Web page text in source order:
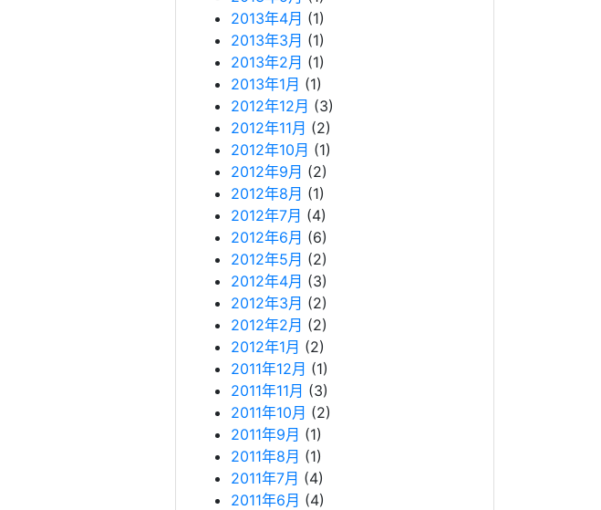
2013年4月 (1)
2013年3月 (1)
2013年2月 (1)
2013年1月 (1)
2012年12月 (3)
2012年11月 (2)
2012年10月 (1)
2012年9月 (2)
2012年8月 (1)
2012年7月 (4)
2012年6月 (6)
2012年5月 (2)
2012年4月 (3)
2012年3月 (2)
2012年2月 (2)
2012年1月 (2)
2011年12月 (1)
2011年11月 (3)
2011年10月 (2)
2011年9月 (1)
2011年8月 (1)
2011年7月 (4)
2011年6月 (4)